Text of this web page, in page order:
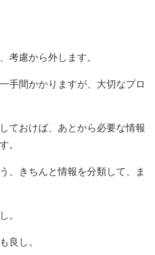
考慮から外します。
手間かかりますが、大切なプロ
ておけば、あとから必要な情報
。
、きちんと情報を分類して、ま
。
良し。